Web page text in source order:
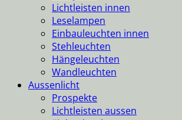
Lichtleisten innen
Leselampen
Einbauleuchten innen
Stehleuchten
Hängeleuchten
Wandleuchten
Aussenlicht
Prospekte
Lichtleisten aussen